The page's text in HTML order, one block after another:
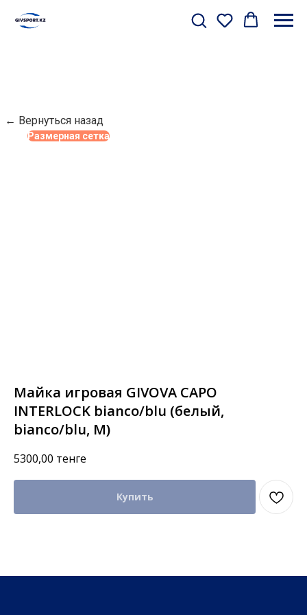
← Вернуться назад
Размерная сетка
Майка игровая GIVOVA CAPO
INTERLOCK bianco/blu (белый,
bianco/blu, M)
5300,00 тенге
Купить